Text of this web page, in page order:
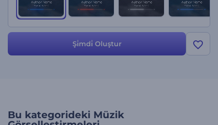
Şi̇mdi̇ Oluştur
Bu kategorideki Müzik